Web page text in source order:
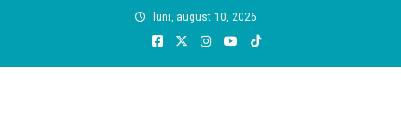
luni, august 10, 2026